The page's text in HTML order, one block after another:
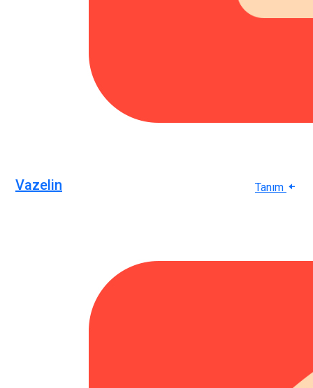
Vazelin Tanım